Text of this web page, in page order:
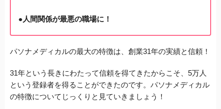
●人間関係が最悪の職場に！
パソナメディカルの最大の特徴は、創業31年の実績と信頼！
31年という長きにわたって信頼を得てきたからこそ、5万人
という登録者を得ることができたのです。パソナメディカル
の特徴についてじっくりと見ていきましょう！